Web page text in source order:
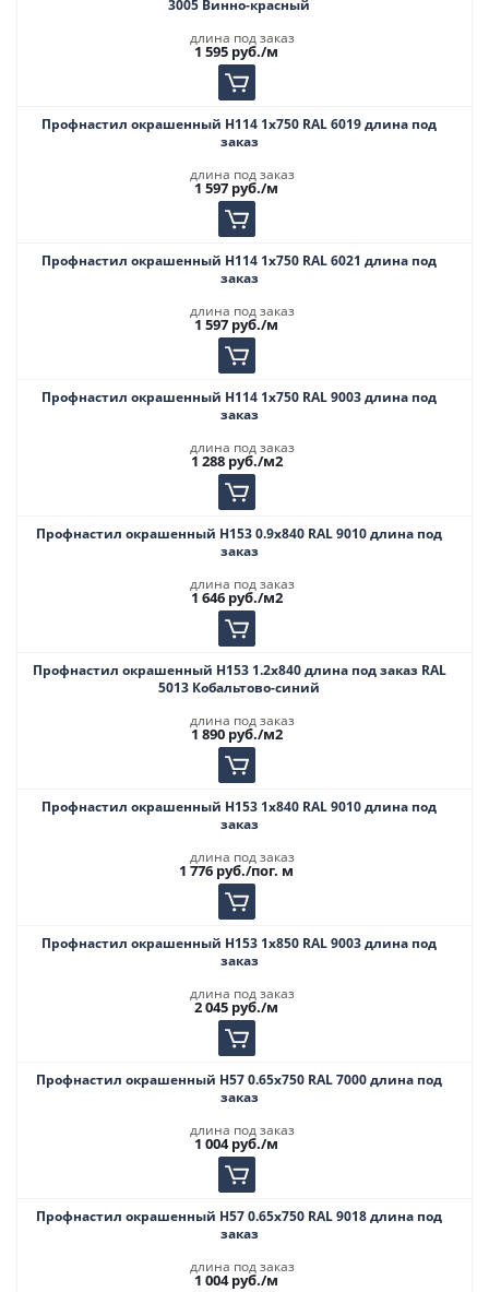
3005 Винно-красный
длина под заказ
1 595 руб./м
Профнастил окрашенный Н114 1х750 RAL 6019 длина под
заказ
длина под заказ
1 597 руб./м
Профнастил окрашенный Н114 1х750 RAL 6021 длина под
заказ
длина под заказ
1 597 руб./м
Профнастил окрашенный Н114 1х750 RAL 9003 длина под
заказ
длина под заказ
1 288руб./м2
Профнастил окрашенный Н153 0.9х840 RAL 9010 длина под
заказ
длина под заказ
1 646руб./м2
Профнастил окрашенный Н153 1.2х840 длина под заказ RAL
5013 Кобальтово-синий
длина под заказ
1 890руб./м2
Профнастил окрашенный Н153 1х840 RAL 9010 длина под
заказ
длина под заказ
1 776 руб./пог. м
Профнастил окрашенный Н153 1х850 RAL 9003 длина под
заказ
длина под заказ
2 045 руб./м
Профнастил окрашенный Н57 0.65х750 RAL 7000 длина под
заказ
длина под заказ
1 004руб./м
Профнастил окрашенный Н57 0.65х750 RAL 9018 длина под
заказ
длина под заказ
1 004руб./м